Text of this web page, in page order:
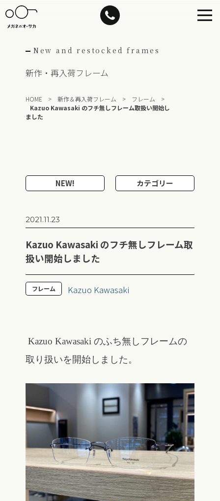
to
content
New and restocked frames
新作・再入荷フレーム
HOME > 新作＆再入荷フレーム > フレーム
>
Kazuo Kawasaki のフチ無しフレーム取扱い開始し
ました
NEW! カテゴリー
2021.11.23
Kazuo Kawasaki のフチ無しフレーム取
扱い開始しました
フレーム Kazuo Kawasaki
Kazuo Kawasaki のふち無しフレームの
取り扱いを開始しました。